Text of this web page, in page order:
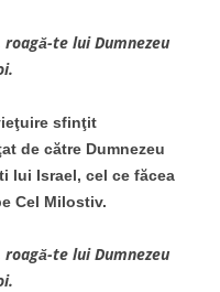
te lui Dumnezeu
sfinţit
de către Dumnezeu
lui Israel, cel ce făcea
Cel Milostiv.
te lui Dumnezeu